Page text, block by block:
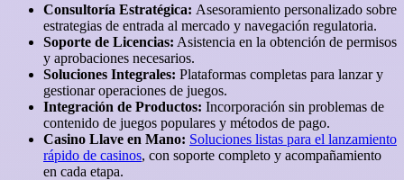
Consultoría Estratégica: Asesoramiento personalizado sobre
estrategias de entrada al mercado y navegación regulatoria.
Soporte de Licencias: Asistencia en la obtención de permisos
y aprobaciones necesarios.
Soluciones Integrales: Plataformas completas para lanzar y
gestionar operaciones de juegos.
Integración de Productos: Incorporación sin problemas de
contenido de juegos populares y métodos de pago.
Casino Llave en Mano: Soluciones listas para el lanzamiento
rápido de casinos, con soporte completo y acompañamiento
en cada etapa.